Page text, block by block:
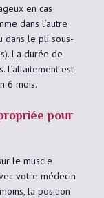
en cas
dans l’autre
dans le pli sous-
La durée de
L’allaitement est
6 mois.
pour
le muscle
votre médecin
la position